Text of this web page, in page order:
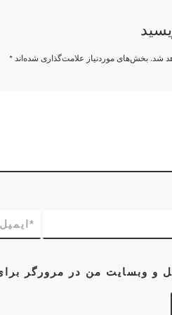
شد. بخش‌های موردنیاز علامت‌گذاری شده‌اند*
ایمیل *
و وبسایت من در مرورگر